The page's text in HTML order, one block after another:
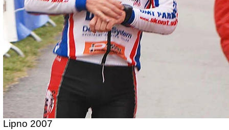
Lipno 2007